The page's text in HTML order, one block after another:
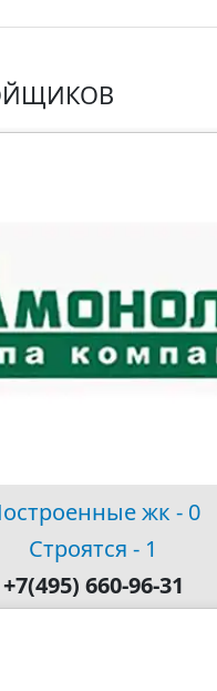
жк - 0
Строятся - 1
+7(495) 660-96-31